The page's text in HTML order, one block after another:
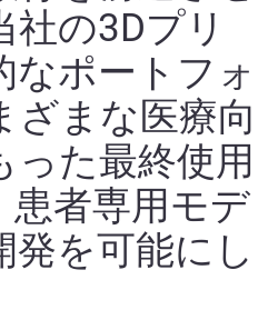
社の3Dプリ
なポートフォ
ざまな医療向
った最終使用
患者専用モデ
発を可能にし